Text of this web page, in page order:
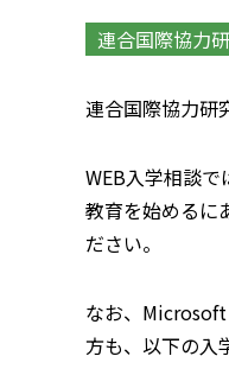
連合国際協力
連合国際協力研
WEB入学相談
教育を始めるに
ださい。
なお、Microsoft
方も、以下の入